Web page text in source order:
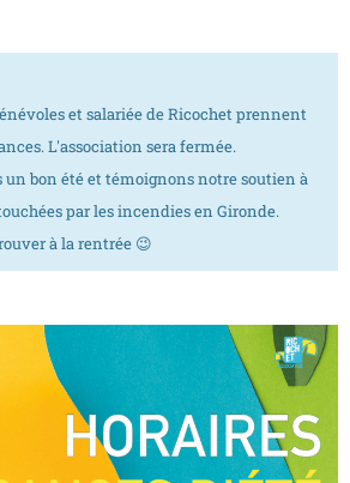
et salariée de Ricochet prennent
L'association sera fermée.
un bon été et témoignons notre soutien à
par les incendies en Gironde.
à la rentrée 😉